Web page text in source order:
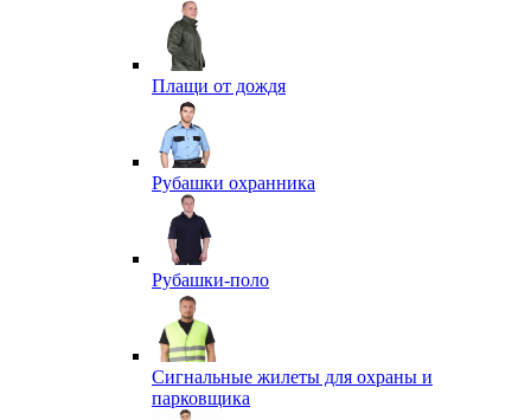
Плащи от дождя
Рубашки охранника
Рубашки-поло
Сигнальные жилеты для охраны и
парковщика